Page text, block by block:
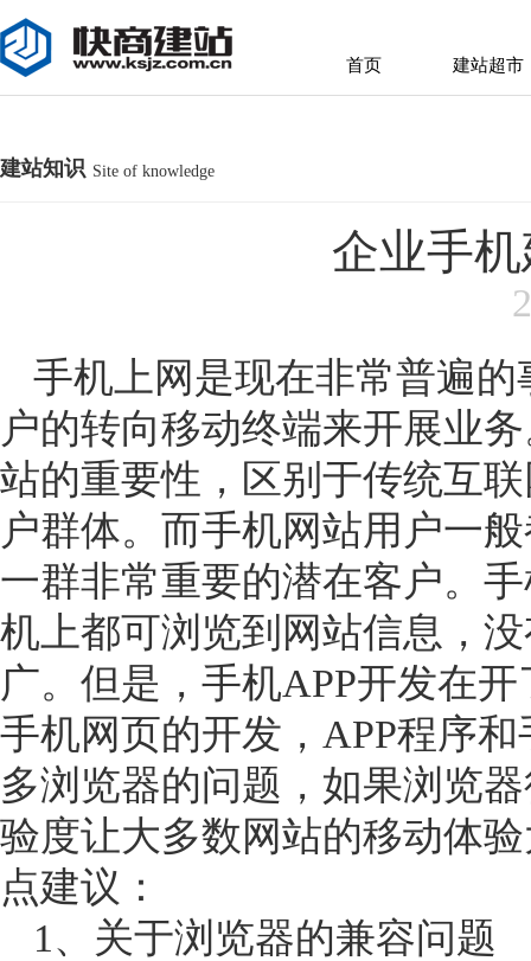
建站超市
建站超市
首页
首页
建站知识 Site of knowledge
企业手
手机上网是现在非常普遍
户的转向移动终端来开展业
站的重要性 ， 区别于传统互
户群体。而手机网站用户一
一群非常重要的潜在客户。
机上都可浏览到网站信息，
广。 但是， 手机APP开发在开
手机网页的开发， APP程序和
多浏览器的问题，如果浏览
验度让大多数网站的移动体
点建议：
1、 关于浏览器的兼容问题